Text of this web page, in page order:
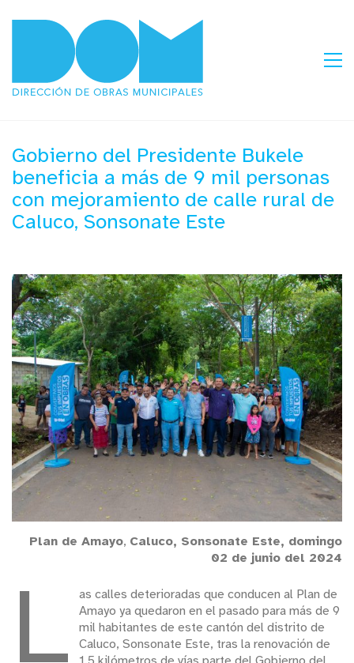
Gobierno del Presidente Bukele
beneficia a más de 9 mil personas
con mejoramiento de calle rural de
Caluco, Sonsonate Este
Plan de Amayo, Caluco, Sonsonate Este, domingo
02 de junio del 2024
L
as calles deterioradas que conducen al Plan de
Amayo ya quedaron en el pasado para más de 9
mil habitantes de este cantón del distrito de
Caluco, Sonsonate Este, tras la renovación de